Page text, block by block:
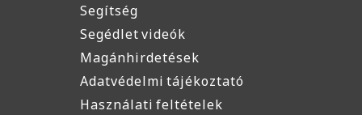
Segítség
Segédlet videók
Magánhirdetések
Adatvédelmi tájékoztató
Használati feltételek